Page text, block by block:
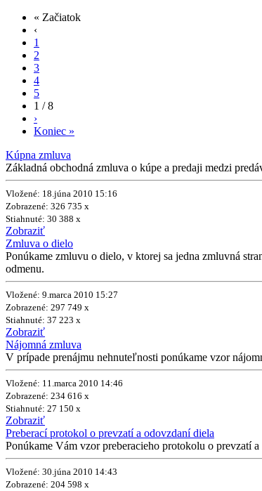
« Začiatok
‹
1
2
3
4
5
1 / 8
›
Koniec »
Kúpna zmluva
Základná obchodná zmluva o kúpe a predaji medzi
Vložené: 18.júna 2010 15:16
Zobrazené: 326 735 x
Stiahnuté: 30 388 x
Zobraziť
Zmluva o dielo
Ponúkame zmluvu o dielo, v ktorej sa jedna zmluvná
odmenu.
Vložené: 9.marca 2010 15:27
Zobrazené: 297 749 x
Stiahnuté: 37 223 x
Zobraziť
Nájomná zmluva
V prípade prenájmu nehnuteľnosti ponúkame vzor
Vložené: 11.marca 2010 14:46
Zobrazené: 234 616 x
Stiahnuté: 27 150 x
Zobraziť
Preberací protokol o prevzatí a odovzdaní diela
Ponúkame Vám vzor preberacieho protokolu o prevzatí
Vložené: 30.júna 2010 14:43
Zobrazené: 204 598 x